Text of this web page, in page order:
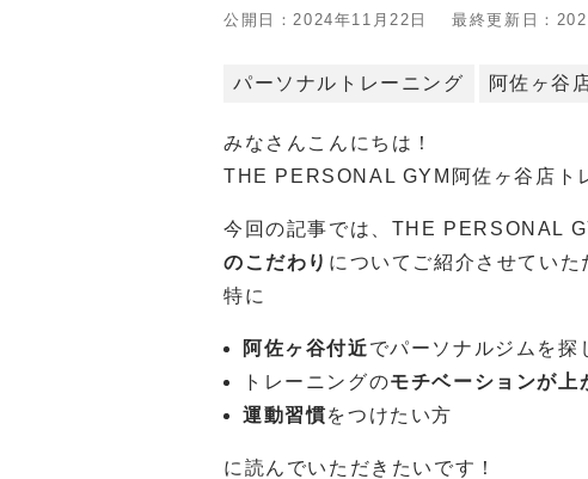
公開日：2024年11月22日 最終更新日：
パーソナルトレーニング 阿佐ヶ谷
みなさんこんにちは！
THE PERSONAL GYM阿佐ヶ谷店ト
今回の記事では、THE PERSONAL
のこだわり についてご紹介させていた
特に
阿佐ヶ谷付近でパーソナルジムを探
トレーニングのモチベーションが上
運動習慣をつけたい方
に読んでいただきたいです！